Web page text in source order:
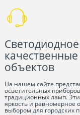
объектов
На нашем сайте
осветительных
традиционных ламп.
яркость и равномерное
выбором для городских